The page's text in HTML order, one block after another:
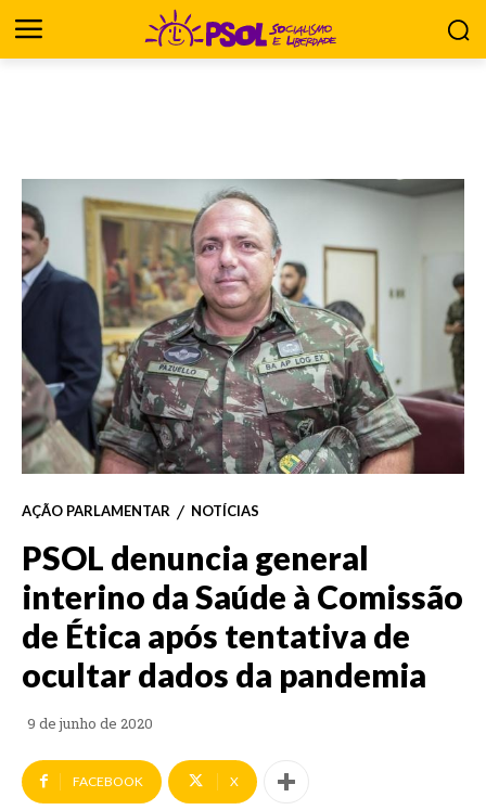
AÇÃO PARLAMENTAR NOTÍCIAS
PSOL denuncia general
interino da Saúde à Comissão
de Ética após tentativa de
ocultar dados da pandemia
9 de junho de 2020
FACEBOOK X